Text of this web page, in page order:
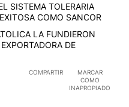
SISTEMA TOLERARIA
COMO SANCOR
LA FUNDIERON
DE
COMPARTIR
MARCAR
COMO
INAPROPIADO